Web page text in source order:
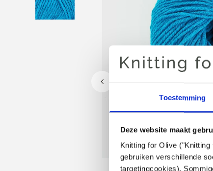
Toestemming
Deze website maakt
Knitting for Olive
gebruiken verschillende
targetingcookies).